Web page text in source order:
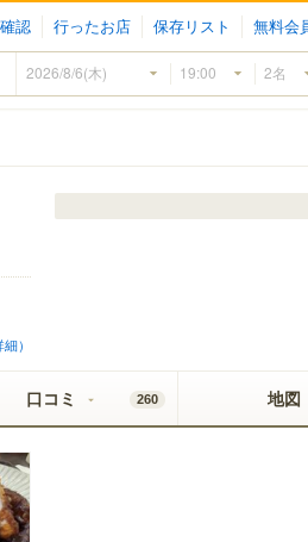
認 行ったお店 保存リスト 無料会
）
口コミ 260 地図